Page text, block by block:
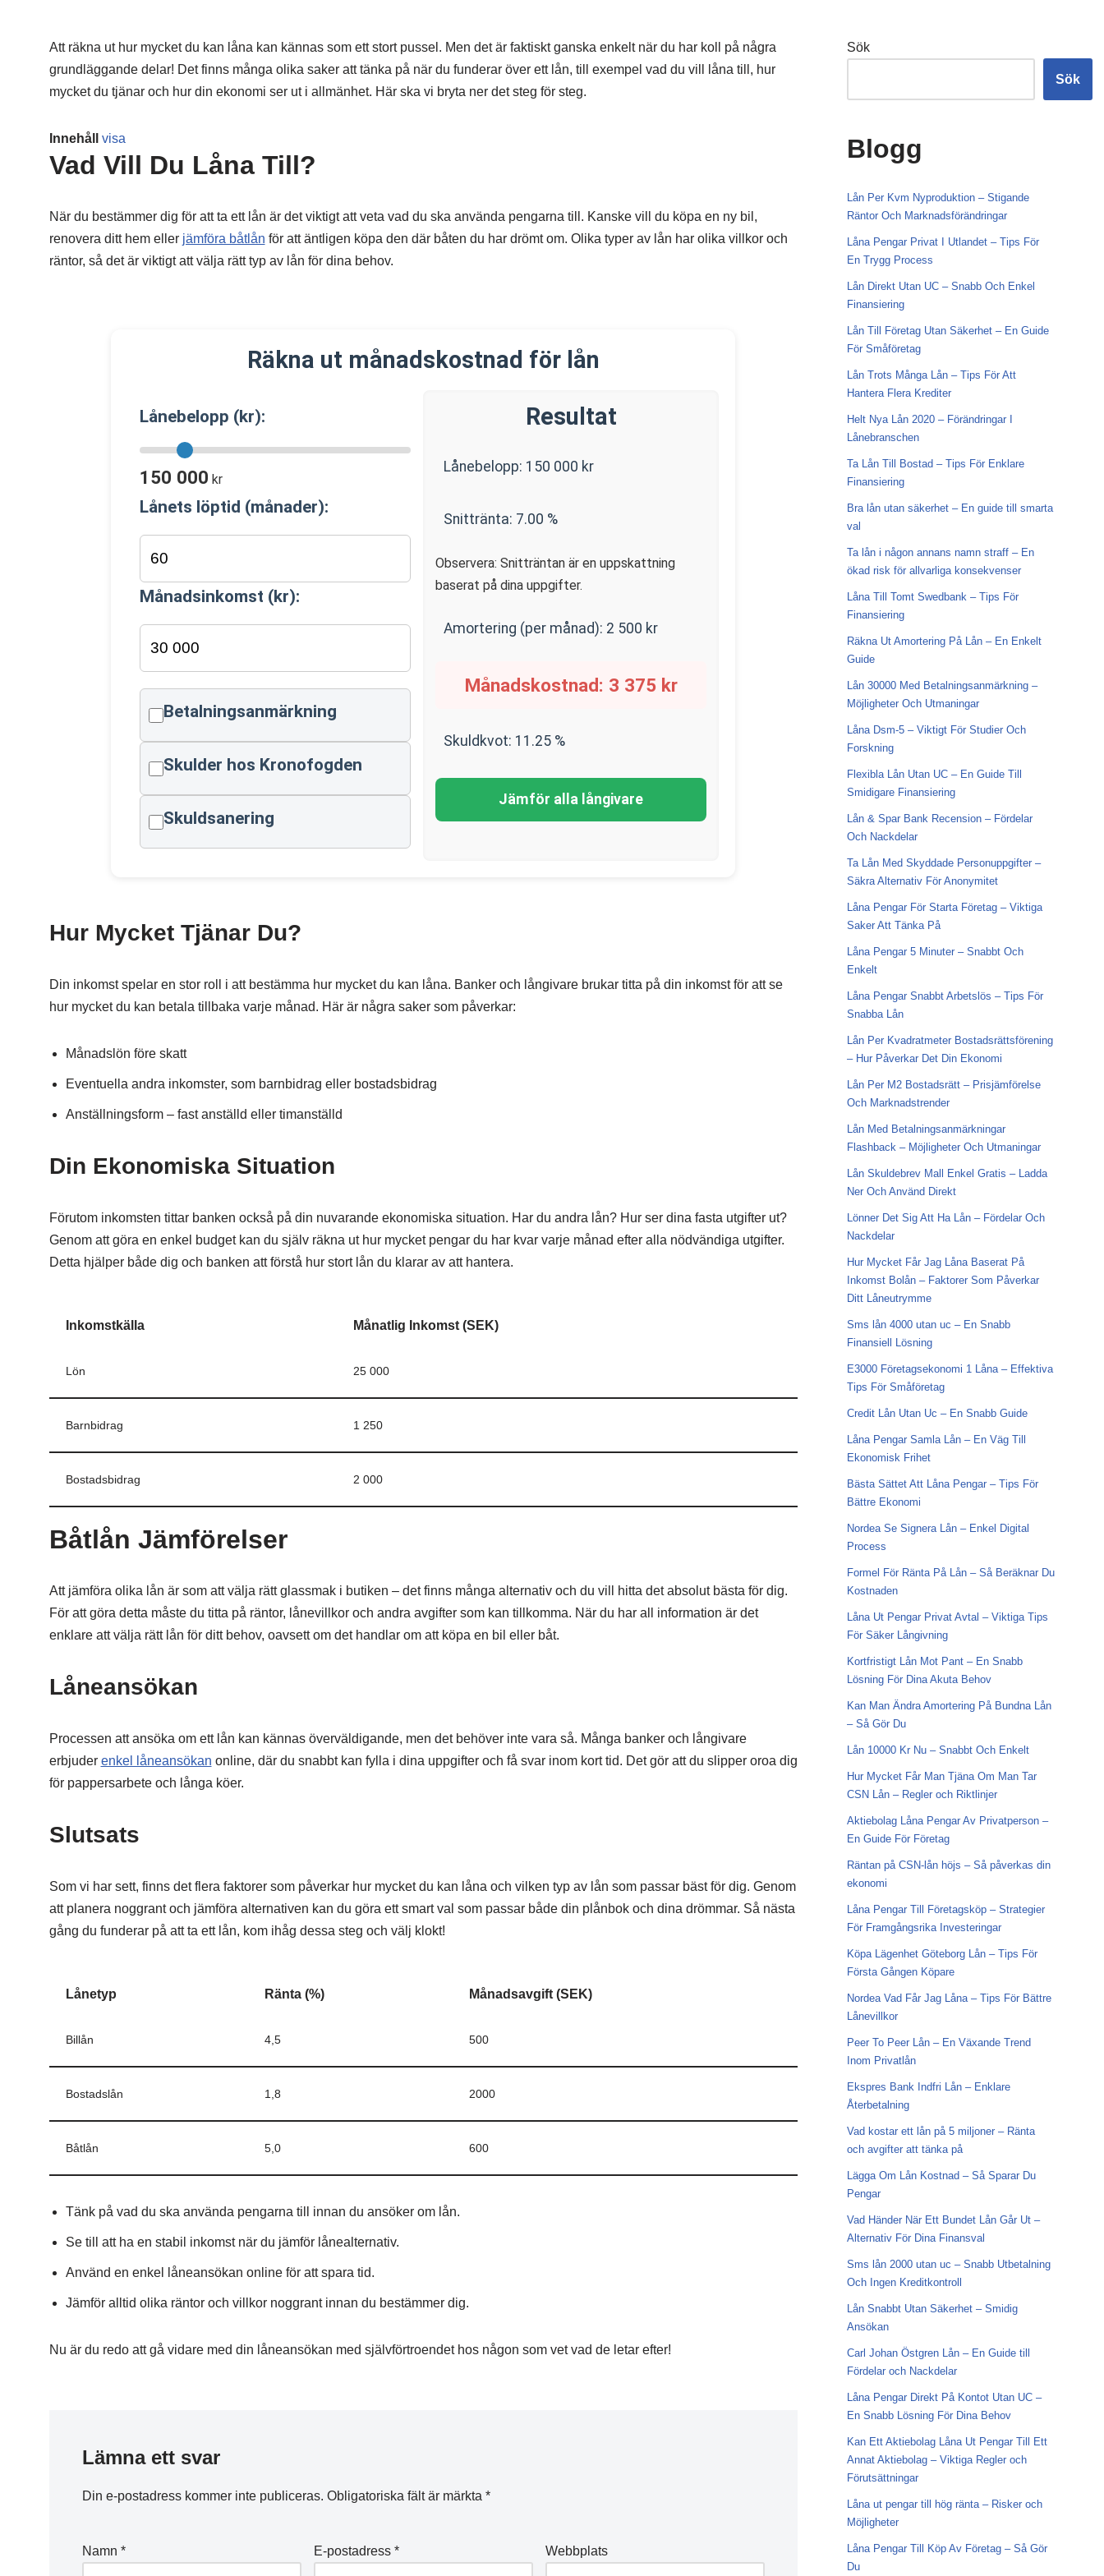
Att räkna ut hur mycket du kan låna kan kännas som ett stort pussel. Men det är faktiskt ganska enkelt när du har koll på några
grundläggande delar! Det finns många olika saker att tänka på när du funderar över ett lån, till exempel vad du vill låna till, hur
mycket du tjänar och hur din ekonomi ser ut i allmänhet. Här ska vi bryta ner det steg för steg.
Innehåll visa
Vad Vill Du Låna Till?
När du bestämmer dig för att ta ett lån är det viktigt att veta vad du ska använda pengarna till. Kanske vill du köpa en ny bil,
renovera ditt hem eller jämföra båtlån för att äntligen köpa den där båten du har drömt om. Olika typer av lån har olika villkor och
räntor, så det är viktigt att välja rätt typ av lån för dina behov.
Räkna ut månadskostnad för lån
Lånebelopp (kr):
150 000 kr
Lånets löptid (månader):
Månadsinkomst (kr):
Betalningsanmärkning
Skulder hos Kronofogden
Skuldsanering
Resultat
Lånebelopp: 150 000 kr
Snittränta: 7.00 %
Observera: Snitträntan är en uppskattning
baserat på dina uppgifter.
Amortering (per månad): 2 500 kr
Månadskostnad: 3 375 kr
Skuldkvot: 11.25 %
Jämför alla långivare
Hur Mycket Tjänar Du?
Din inkomst spelar en stor roll i att bestämma hur mycket du kan låna. Banker och långivare brukar titta på din inkomst för att se
hur mycket du kan betala tillbaka varje månad. Här är några saker som påverkar:
Månadslön före skatt
Eventuella andra inkomster, som barnbidrag eller bostadsbidrag
Anställningsform – fast anställd eller timanställd
Din Ekonomiska Situation
Förutom inkomsten tittar banken också på din nuvarande ekonomiska situation. Har du andra lån? Hur ser dina fasta utgifter ut?
Genom att göra en enkel budget kan du själv räkna ut hur mycket pengar du har kvar varje månad efter alla nödvändiga utgifter.
Detta hjälper både dig och banken att förstå hur stort lån du klarar av att hantera.
Inkomstkälla Månatlig Inkomst (SEK)
Lön 25 000
Barnbidrag 1 250
Bostadsbidrag 2 000
Båtlån Jämförelser
Att jämföra olika lån är som att välja rätt glassmak i butiken – det finns många alternativ och du vill hitta det absolut bästa för dig.
För att göra detta måste du titta på räntor, lånevillkor och andra avgifter som kan tillkomma. När du har all information är det
enklare att välja rätt lån för ditt behov, oavsett om det handlar om att köpa en bil eller båt.
Låneansökan
Processen att ansöka om ett lån kan kännas överväldigande, men det behöver inte vara så. Många banker och långivare
erbjuder enkel låneansökan online, där du snabbt kan fylla i dina uppgifter och få svar inom kort tid. Det gör att du slipper oroa dig
för pappersarbete och långa köer.
Slutsats
Som vi har sett, finns det flera faktorer som påverkar hur mycket du kan låna och vilken typ av lån som passar bäst för dig. Genom
att planera noggrant och jämföra alternativen kan du göra ett smart val som passar både din plånbok och dina drömmar. Så nästa
gång du funderar på att ta ett lån, kom ihåg dessa steg och välj klokt!
Lånetyp Ränta (%) Månadsavgift (SEK)
Billån 4,5 500
Bostadslån 1,8 2000
Båtlån 5,0 600
Tänk på vad du ska använda pengarna till innan du ansöker om lån.
Se till att ha en stabil inkomst när du jämför lånealternativ.
Använd en enkel låneansökan online för att spara tid.
Jämför alltid olika räntor och villkor noggrant innan du bestämmer dig.
Nu är du redo att gå vidare med din låneansökan med självförtroendet hos någon som vet vad de letar efter!
Lämna ett svar
Din e-postadress kommer inte publiceras. Obligatoriska fält är märkta *
Namn * E-postadress * Webbplats
Sök
Sök
Blogg
Lån Per Kvm Nyproduktion – Stigande
Räntor Och Marknadsförändringar
Låna Pengar Privat I Utlandet – Tips För
En Trygg Process
Lån Direkt Utan UC – Snabb Och Enkel
Finansiering
Lån Till Företag Utan Säkerhet – En Guide
För Småföretag
Lån Trots Många Lån – Tips För Att
Hantera Flera Krediter
Helt Nya Lån 2020 – Förändringar I
Lånebranschen
Ta Lån Till Bostad – Tips För Enklare
Finansiering
Bra lån utan säkerhet – En guide till smarta
val
Ta lån i någon annans namn straff – En
ökad risk för allvarliga konsekvenser
Låna Till Tomt Swedbank – Tips För
Finansiering
Räkna Ut Amortering På Lån – En Enkelt
Guide
Lån 30000 Med Betalningsanmärkning –
Möjligheter Och Utmaningar
Låna Dsm-5 – Viktigt För Studier Och
Forskning
Flexibla Lån Utan UC – En Guide Till
Smidigare Finansiering
Lån & Spar Bank Recension – Fördelar
Och Nackdelar
Ta Lån Med Skyddade Personuppgifter –
Säkra Alternativ För Anonymitet
Låna Pengar För Starta Företag – Viktiga
Saker Att Tänka På
Låna Pengar 5 Minuter – Snabbt Och
Enkelt
Låna Pengar Snabbt Arbetslös – Tips För
Snabba Lån
Lån Per Kvadratmeter Bostadsrättsförening
– Hur Påverkar Det Din Ekonomi
Lån Per M2 Bostadsrätt – Prisjämförelse
Och Marknadstrender
Lån Med Betalningsanmärkningar
Flashback – Möjligheter Och Utmaningar
Lån Skuldebrev Mall Enkel Gratis – Ladda
Ner Och Använd Direkt
Lönner Det Sig Att Ha Lån – Fördelar Och
Nackdelar
Hur Mycket Får Jag Låna Baserat På
Inkomst Bolån – Faktorer Som Påverkar
Ditt Låneutrymme
Sms lån 4000 utan uc – En Snabb
Finansiell Lösning
E3000 Företagsekonomi 1 Låna – Effektiva
Tips För Småföretag
Credit Lån Utan Uc – En Snabb Guide
Låna Pengar Samla Lån – En Väg Till
Ekonomisk Frihet
Bästa Sättet Att Låna Pengar – Tips För
Bättre Ekonomi
Nordea Se Signera Lån – Enkel Digital
Process
Formel För Ränta På Lån – Så Beräknar Du
Kostnaden
Låna Ut Pengar Privat Avtal – Viktiga Tips
För Säker Långivning
Kortfristigt Lån Mot Pant – En Snabb
Lösning För Dina Akuta Behov
Kan Man Ändra Amortering På Bundna Lån
– Så Gör Du
Lån 10000 Kr Nu – Snabbt Och Enkelt
Hur Mycket Får Man Tjäna Om Man Tar
CSN Lån – Regler och Riktlinjer
Aktiebolag Låna Pengar Av Privatperson –
En Guide För Företag
Räntan på CSN-lån höjs – Så påverkas din
ekonomi
Låna Pengar Till Företagsköp – Strategier
För Framgångsrika Investeringar
Köpa Lägenhet Göteborg Lån – Tips För
Första Gången Köpare
Nordea Vad Får Jag Låna – Tips För Bättre
Lånevillkor
Peer To Peer Lån – En Växande Trend
Inom Privatlån
Ekspres Bank Indfri Lån – Enklare
Återbetalning
Vad kostar ett lån på 5 miljoner – Ränta
och avgifter att tänka på
Lägga Om Lån Kostnad – Så Sparar Du
Pengar
Vad Händer När Ett Bundet Lån Går Ut –
Alternativ För Dina Finansval
Sms lån 2000 utan uc – Snabb Utbetalning
Och Ingen Kreditkontroll
Lån Snabbt Utan Säkerhet – Smidig
Ansökan
Carl Johan Östgren Lån – En Guide till
Fördelar och Nackdelar
Låna Pengar Direkt På Kontot Utan UC –
En Snabb Lösning För Dina Behov
Kan Ett Aktiebolag Låna Ut Pengar Till Ett
Annat Aktiebolag – Viktiga Regler och
Förutsättningar
Låna ut pengar till hög ränta – Risker och
Möjligheter
Låna Pengar Till Köp Av Företag – Så Gör
Du